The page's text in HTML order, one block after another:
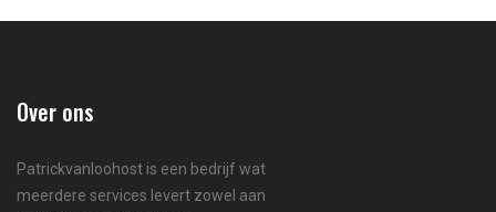
Over ons
Patrickvanloohost is een bedrijf wat
meerdere services levert zowel aan